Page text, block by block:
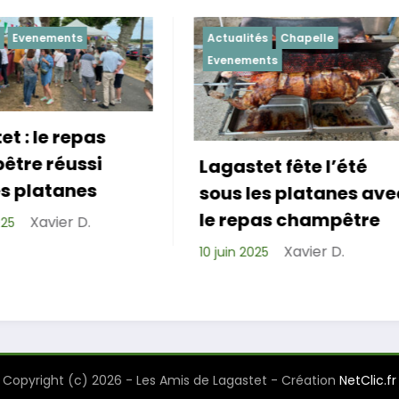
Actualités
Chapelle
Evenements
fête l’été
les platanes avec
repas champêtre
Actualités
Repas de
réussi pour les
de Lagastet !
Copyright (c) 2026 - Les Amis de Lagastet - Création NetClic.fr